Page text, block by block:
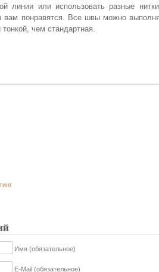
линии или использовать разные
вам понравятся. Все швы можно
чем стандартная.
Имя (обязательное)
E-Mail (обязательное)